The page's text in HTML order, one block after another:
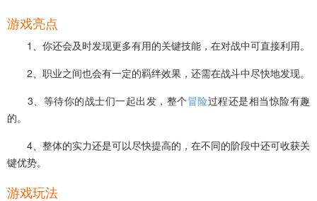
游戏亮点
1、你还会及时发现更多有用的关键技能，在对战中可直接利用。
2、职业之间也会有一定的羁绊效果，还需在战斗中尽快地发现。
3、等待你的战士们一起出发，整个冒险过程还是相当惊险有趣
的。
4、整体的实力还是可以尽快提高的，在不同的阶段中还可收获关
键优势。
游戏玩法